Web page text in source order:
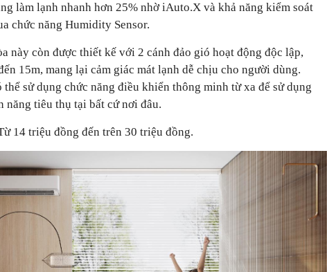
làm lạnh nhanh hơn 25% nhờ iAuto.X và khả năng kiểm soát
chức năng Humidity Sensor.
này còn được thiết kế với 2 cánh đảo gió hoạt động độc lập,
15m, mang lại cảm giác mát lạnh dễ chịu cho người dùng.
sử dụng chức năng điều khiển thông minh từ xa để sử dụng
năng tiêu thụ tại bất cứ nơi đâu.
14 triệu đồng đến trên 30 triệu đồng.